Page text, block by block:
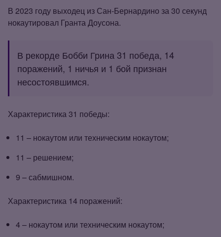
В 2023 году выходец из Сан‑Бернардино за 30 секунд
нокаутировал Гранта Доусона.
В рекорде Бобби Грина 31 победа, 14
поражений, 1 ничья и 1 бой признан
несостоявшимся.
Характеристика 31 победы:
11 – нокаутом или техническим нокаутом;
11 – решением;
9 – сабмишном.
Характеристика 14 поражений:
4 – нокаутом или техническим нокаутом;